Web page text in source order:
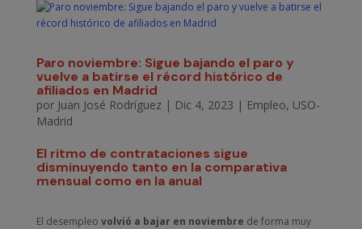
Paro noviembre: Sigue bajando el paro y
vuelve a batirse el récord histórico de
afiliados en Madrid
por Juan José Rodríguez| Dic 4, 2023 | Empleo, USO-
Madrid
El ritmo de contrataciones sigue
disminuyendo tanto en la comparativa
mensual como en la anual
El desempleo volvió a bajar en noviembre de forma muy